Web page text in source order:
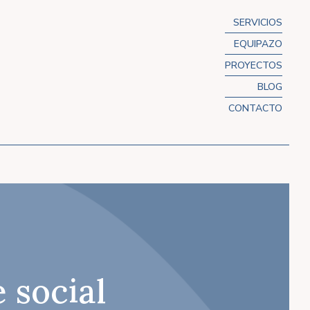
SERVICIOS
EQUIPAZO
PROYECTOS
BLOG
CONTACTO
social